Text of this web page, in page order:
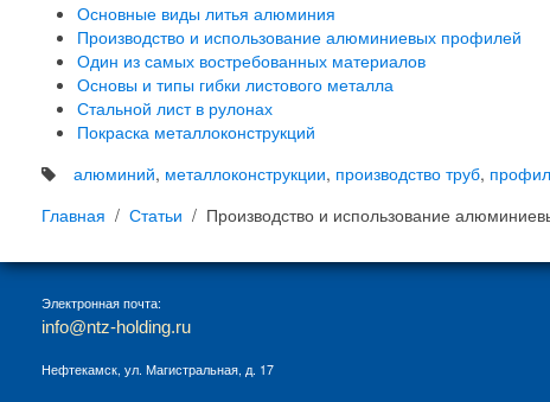
Основные виды литья алюминия
Производство и использование алюминиевых профилей
Один из самых востребованных материалов
Основы и типы гибки листового металла
Стальной лист в рулонах
Покраска металлоконструкций
алюминий, металлоконструкции, производство труб,
Главная
Статьи Производство и использование
Электронная почта:
info@ntz-holding.ru
Нефтекамск, ул. Магистральная, д. 17